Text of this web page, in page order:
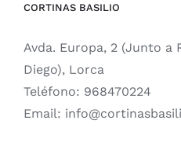
CORTINAS BASILIO
Avda. Europa, 2 (Junto a
Diego), Lorca
Teléfono: 968470224
Email: